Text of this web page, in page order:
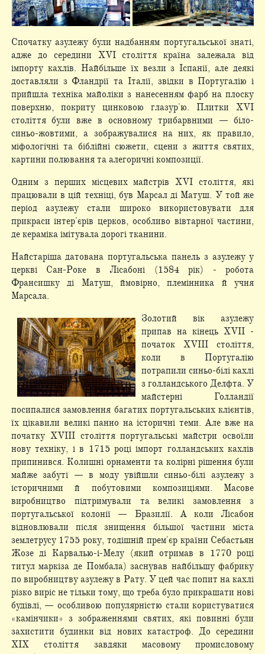
Спочатку азулежу були надбанням португальської знаті,
адже до середини XVI століття країна залежала від
імпорту кахлів. Найбільше їх везли з Іспанії, але деякі
доставляли з Фландрії та Італії, звідки в Португалію і
прийшла техніка майоліки з нанесенням фарб на плоску
поверхню, покриту цинковою глазур'ю. Плитки XVI
століття були вже в основному трибарвними — біло-
синьо-жовтими, а зображувалися на них, як правило,
міфологічні та біблійні сюжети, сцени з життя святих,
картини полювання та алегоричні композиції.
Одним з перших місцевих майстрів XVI століття, які
працювали в цій техніці, був Марсал ді Матуш. У той же
період азулежу стали широко використовувати для
прикраси інтер'єрів церков, особливо вівтарної частини,
де кераміка імітувала дорогі тканини.
Найстаріша датована португальська панель з азулежу у
церкві Сан-Роке в Лісабоні (1584 рік) - робота
Франсишку ді Матуш, ймовірно, племінника й учня
Марсала.
Золотий вік азулежу
припав на кінець XVII -
початок XVIII століття,
коли в Португалію
потрапили синьо-білі кахлі
з голландського Делфта. У
майстерні Голландії
посипалися замовлення багатих португальських клієнтів,
їх цікавили великі панно на історичні теми. Але вже на
початку XVIII століття португальські майстри освоїли
нову техніку, і в 1715 році імпорт голландських кахлів
припинився. Колишні орнаменти та колірні рішення були
майже забуті — в моду увійшли синьо-білі азулежу з
історичними й побутовими композиціями. Масове
виробництво підтримували та великі замовлення з
португальської колонії — Бразилії. А коли Лісабон
відновлювали після знищення більшої частини міста
землетрусу 1755 року, тодішній прем'єр країни Себастьян
Жозе ді Карвалью-і-Мелу (який отримав в 1770 році
титул маркіза де Помбала) заснував найбільшу фабрику
по виробництву азулежу в Рату. У цей час попит на кахлі
різко виріс не тільки тому, що треба було прикрашати нові
будівлі, — особливою популярністю стали користуватися
«камінчики» з зображеннями святих, які повинні були
захистити будинки від нових катастроф. До середини
XIX століття завдяки масовому промисловому